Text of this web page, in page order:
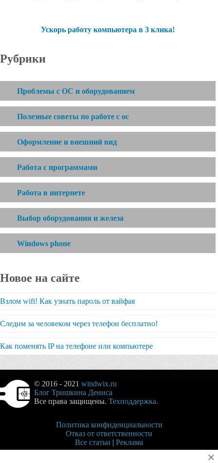
Ускорь работу компьютера в 3 клика!
Рубрики
Проблемы с ОС и оборудованием
Полезные советы по работе с ос
Оформление и внешний вид
Работа с программами
Работа в интернете
Выбор оборудования и железа
Windows phone
Новое на сайте
Взлом wifi! Как узнать пароль от вайфая
Следим за человеком через телефон бесплатно!
Как поменять IP на телефоне или компьютере
© 2016 - 2021 windwix.ru
Блог Тришкина Дениса
Все права защищены. Техподдержка.
Политика конфиденциальности
Отказ от ответственности
Все статьи | Реклама
×